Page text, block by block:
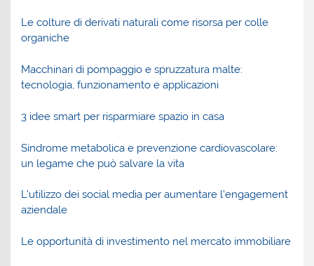
Le colture di derivati naturali come risorsa per colle
organiche
Macchinari di pompaggio e spruzzatura malte:
tecnologia, funzionamento e applicazioni
3 idee smart per risparmiare spazio in casa
Sindrome metabolica e prevenzione cardiovascolare:
un legame che può salvare la vita
L’utilizzo dei social media per aumentare l’engagement
aziendale
Le opportunità di investimento nel mercato immobiliare